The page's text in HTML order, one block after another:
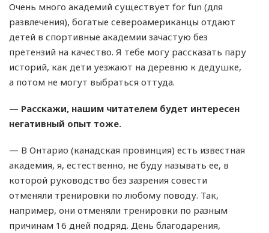
Очень много академий существует for fun (для
развлечения), богатые североамериканцы отдают
детей в спортивные академии зачастую без
претензий на качество. Я тебе могу рассказать пару
историй, как дети уезжают на деревню к дедушке,
а потом не могут выбраться оттуда.
— Расскажи, нашим читателем будет интересен
негативный опыт тоже.
— В Онтарио (канадская провинция) есть известная
академия, я, естественно, не буду называть ее, в
которой руководство без зазрения совести
отменяли тренировки по любому поводу. Так,
например, они отменяли тренировки по разным
причинам 16 дней подряд. День благодарения,